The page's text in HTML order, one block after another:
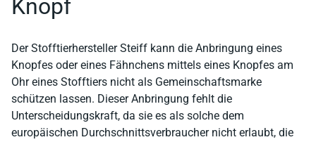
Knopf
Der Stofftierhersteller Steiff kann die Anbringung eines
Knopfes oder eines Fähnchens mittels eines Knopfes am
Ohr eines Stofftiers nicht als Gemeinschaftsmarke
schützen lassen. Dieser Anbringung fehlt die
Unterscheidungskraft, da sie es als solche dem
europäischen Durchschnittsverbraucher nicht erlaubt, die